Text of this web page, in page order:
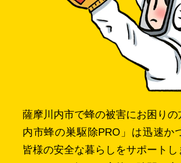
薩摩川内市で蜂の被害にお困りの
内市蜂の巣駆除PRO」は迅速か
皆様の安全な暮らしをサポート